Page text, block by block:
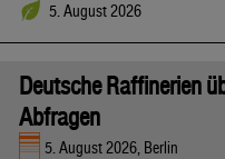
5. August 2026
Deutsche Raffinerien
Abfragen
5. August 2026, Berlin